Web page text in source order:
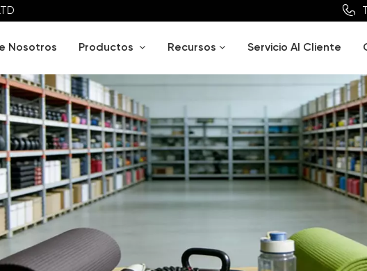
Nosotros Productos Recursos Servicio Al Cliente